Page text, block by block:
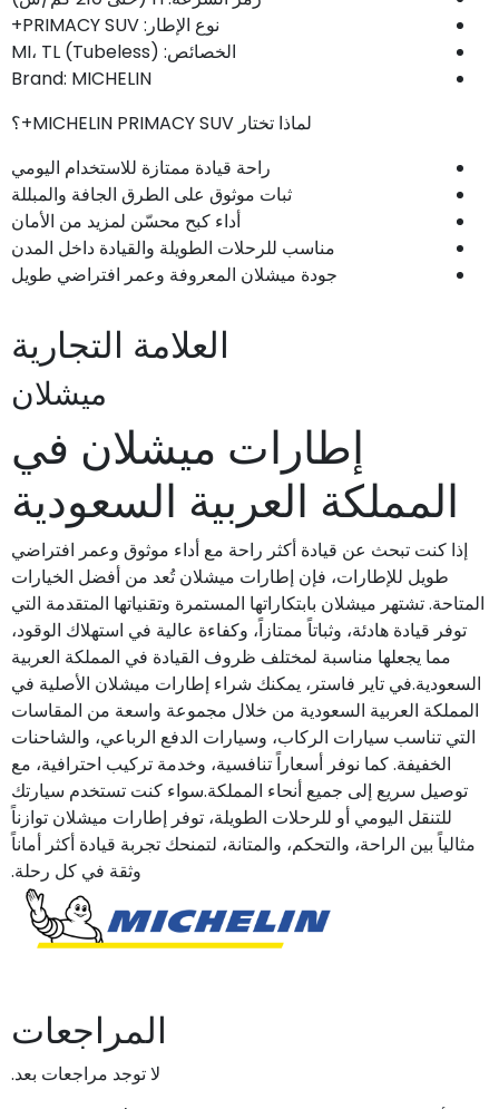
نوع الإطار: PRIMACY SUV+
الخصائص: MI، TL (Tubeless)
Brand: MICHELIN
لماذا تختار MICHELIN PRIMACY SUV+؟
راحة قيادة ممتازة للاستخدام اليومي
ثبات موثوق على الطرق الجافة والمبللة
أداء كبح محسّن لمزيد من الأمان
مناسب للرحلات الطويلة والقيادة داخل المدن
جودة ميشلان المعروفة وعمر افتراضي طويل
العلامة التجارية
ميشلان
إطارات ميشلان في
المملكة العربية السعودية
إذا كنت تبحث عن قيادة أكثر راحة مع أداء موثوق وعمر افتراضي
طويل للإطارات، فإن إطارات ميشلان تُعد من أفضل الخيارات
المتاحة. تشتهر ميشلان بابتكاراتها المستمرة وتقنياتها المتقدمة التي
توفر قيادة هادئة، وثباتاً ممتازاً، وكفاءة عالية في استهلاك الوقود،
مما يجعلها مناسبة لمختلف ظروف القيادة في المملكة العربية
السعودية.في تاير فاستر، يمكنك شراء إطارات ميشلان الأصلية في
المملكة العربية السعودية من خلال مجموعة واسعة من المقاسات
التي تناسب سيارات الركاب، وسيارات الدفع الرباعي، والشاحنات
الخفيفة. كما نوفر أسعاراً تنافسية، وخدمة تركيب احترافية، مع
توصيل سريع إلى جميع أنحاء المملكة.سواء كنت تستخدم سيارتك
للتنقل اليومي أو للرحلات الطويلة، توفر إطارات ميشلان توازناً
مثالياً بين الراحة، والتحكم، والمتانة، لتمنحك تجربة قيادة أكثر أماناً
وثقة في كل رحلة.
المراجعات
لا توجد مراجعات بعد.